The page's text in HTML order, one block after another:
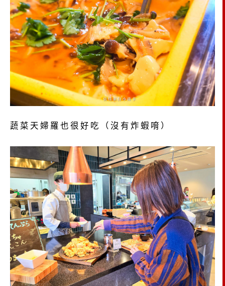
蔬菜天婦羅也很好吃（沒有炸蝦唷）